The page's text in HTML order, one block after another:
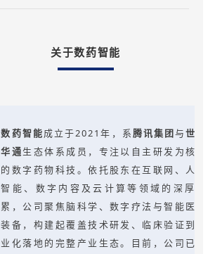
关于数药智能
数药智能成立于2021年，系腾讯集团与世纪
华通生态体系成员，专注以自主研发为核心
的数字药物科技。依托股东在互联网、人工
智能、数字内容及云计算等领域的深厚积
累，公司聚焦脑科学、数字疗法与智能医疗
装备，构建起覆盖技术研发、临床验证到商
业化落地的完整产业生态。目前，公司已形